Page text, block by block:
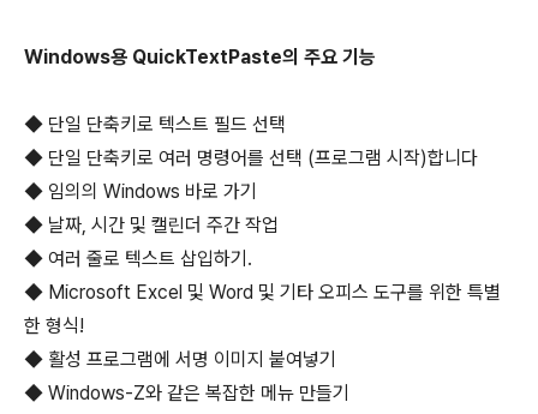
Windows용 QuickTextPaste의 주요 기능
◆ 단일 단축키로 텍스트 필드 선택
◆ 단일 단축키로 여러 명령어를 선택 (프로그램 시작)합니다
◆ 임의의 Windows 바로 가기
◆ 날짜, 시간 및 캘린더 주간 작업
◆ 여러 줄로 텍스트 삽입하기.
◆ Microsoft Excel 및 Word 및 기타 오피스 도구를 위한 특별
한 형식!
◆ 활성 프로그램에 서명 이미지 붙여넣기
◆ Windows-Z와 같은 복잡한 메뉴 만들기